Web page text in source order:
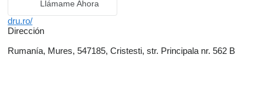
Llámame Ahora
dru.ro/
Dirección
Rumanía, Mures, 547185, Cristesti, str. Principala nr. 562 B